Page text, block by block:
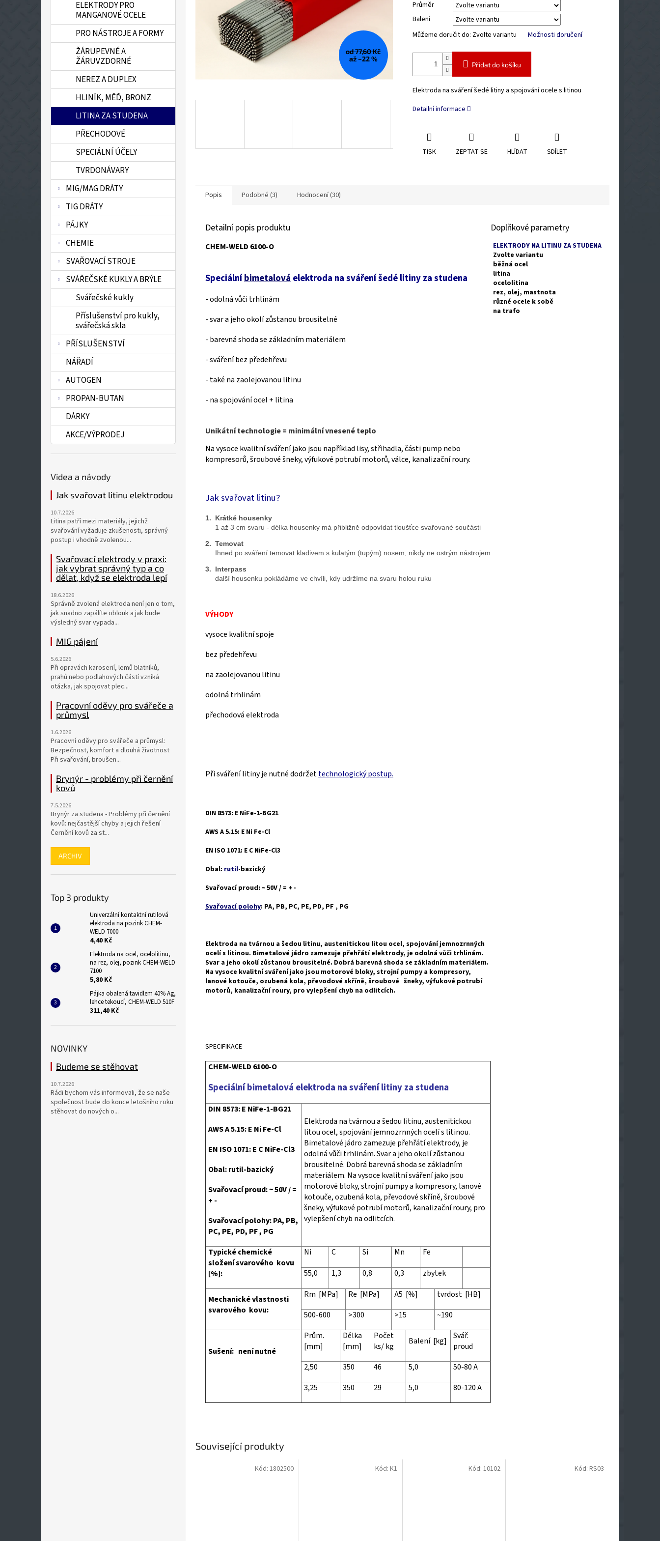
ELEKTRODY PRO
MANGANOVÉ OCELE
PRO NÁSTROJE A FORMY
ŽÁRUPEVNÉ A
ŽÁRUVZDORNÉ
NEREZ A DUPLEX
HLINÍK, MĚĎ, BRONZ
LITINA ZA STUDENA
PŘECHODOVÉ
SPECIÁLNÍ ÚČELY
TVRDONÁVARY
MIG/MAG DRÁTY
TIG DRÁTY
PÁJKY
CHEMIE
SVAŘOVACÍ STROJE
SVÁŘEČSKÉ KUKLY A BRÝLE
Svářečské kukly
Příslušenství pro kukly,
svářečská skla
PŘÍSLUŠENSTVÍ
NÁŘADÍ
AUTOGEN
PROPAN-BUTAN
DÁRKY
AKCE/VÝPRODEJ
Videa a návody
Jak svařovat litinu elektrodou
10.7.2026
Litina patří mezi materiály, jejichž
svařování vyžaduje zkušenosti, správný
postup i vhodně zvolenou...
Svařovací elektrody v praxi:
jak vybrat správný typ a co
dělat, když se elektroda lepí
18.6.2026
Správně zvolená elektroda není jen o tom,
jak snadno zapálíte oblouk a jak bude
výsledný svar vypada...
MIG pájení
5.6.2026
Při opravách karoserií, lemů blatníků,
prahů nebo podlahových částí vzniká
otázka, jak spojovat plec...
Pracovní oděvy pro svářeče a
průmysl
1.6.2026
Pracovní oděvy pro svářeče a průmysl:
Bezpečnost, komfort a dlouhá životnost
Při svařování, broušen...
Brynýr - problémy při černění
kovů
7.5.2026
Brynýr za studena - Problémy při černění
kovů: nejčastější chyby a jejich řešení
Černění kovů za st...
ARCHIV
Top 3 produkty
Univerzální kontaktní rutilová
elektroda na pozink CHEM-
WELD 7000
4,40 Kč
Elektroda na ocel, ocelolitinu,
na rez, olej, pozink CHEM-WELD
7100
5,80 Kč
Pájka obalená tavidlem 40% Ag,
lehce tekoucí, CHEM-WELD 510F
311,40 Kč
NOVINKY
Budeme se stěhovat
10.7.2026
Rádi bychom vás informovali, že se naše
společnost bude do konce letošního roku
stěhovat do nových o...
od 77,60 Kč
až –22 %
Průměr
Balení
Můžeme doručit do: Zvolte variantu Možnosti doručení
Přidat do košíku
Elektroda na sváření šedé litiny a spojování ocele s litinou
Detailní informace
TISK ZEPTAT SE HLÍDAT SDÍLET
Popis Podobné (3) Hodnocení (30)
Detailní popis produktu
CHEM-WELD 6100-O
Speciálníbimetalová elektroda na sváření šedé litiny za studena
- odolná vůči trhlinám
- svar a jeho okolí zůstanou brousitelné
- barevná shoda se základním materiálem
- sváření bez předehřevu
- také na zaolejovanou litinu
- na spojování ocel + litina
Unikátní technologie = minimální vnesené teplo
Na vysoce kvalitní sváření jako jsou například lisy, střihadla, části pump nebo
kompresorů, šroubové šneky, výfukové potrubí motorů, válce, kanalizační roury.
Jak svařovat litinu?
1.  Krátké housenky
     1 až 3 cm svaru - délka housenky má přibližně odpovídat tloušťce svařované součásti
2.  Temovat
     Ihned po sváření temovat kladivem s kulatým (tupým) nosem, nikdy ne ostrým nástrojem
3.  Interpass
     další housenku pokládáme ve chvíli, kdy udržíme na svaru holou ruku
VÝHODY
vysoce kvalitní spoje
bez předehřevu
na zaolejovanou litinu
odolná trhlinám
přechodová elektroda
Při sváření litiny je nutné dodržettechnologický postup.
DIN 8573: E NiFe-1-BG21
AWS A 5.15: E Ni Fe-Cl
EN ISO 1071: E C NiFe-Cl3
Obal: rutil-bazický
Svařovací proud: ~ 50V / = + -
Svařovací polohy: PA, PB, PC, PE, PD, PF , PG
Elektroda na tvárnou a šedou litinu, austenitickou litou ocel, spojování jemnozrnných
ocelí s litinou. Bimetalové jádro zamezuje přehřátí elektrody, je odolná vůči trhlinám.
Svar a jeho okolí zůstanou brousitelné. Dobrá barevná shoda se základním materiálem.
Na vysoce kvalitní sváření jako jsou motorové bloky, strojní pumpy a kompresory,
lanové kotouče, ozubená kola, převodové skříně, šroubové šneky, výfukové potrubí
motorů, kanalizační roury, pro vylepšení chyb na odlitcích.
SPECIFIKACE
CHEM-WELD 6100-O
Speciální bimetalová elektroda na sváření litiny za studena
DIN 8573: E NiFe-1-BG21
AWS A 5.15: E Ni Fe-Cl
EN ISO 1071: E C NiFe-Cl3
Obal: rutil-bazický
Svařovací proud: ~ 50V / =
+ -
Svařovací polohy: PA, PB,
PC, PE, PD, PF , PG
Elektroda na tvárnou a šedou litinu, austenitickou
litou ocel, spojování jemnozrnných ocelí s litinou.
Bimetalové jádro zamezuje přehřátí elektrody, je
odolná vůči trhlinám. Svar a jeho okolí zůstanou
brousitelné. Dobrá barevná shoda se základním
materiálem. Na vysoce kvalitní sváření jako jsou
motorové bloky, strojní pumpy a kompresory, lanové
kotouče, ozubená kola, převodové skříně, šroubové
šneky, výfukové potrubí motorů, kanalizační roury, pro
vylepšení chyb na odlitcích.
Typické chemické
složení svarového kovu
[%]:
Ni C Si Mn
Fe
55,0
1,3 0,8 0,3 zbytek
Mechanické vlastnosti
svarového kovu:
Rm [MPa] Re [MPa] A5 [%]
tvrdost [HB]
500-600
>300 >15 ~190
Sušení: není nutné
Prům.
[mm]
Délka
[mm]
Počet
ks/ kg
Balení [kg]
Svář.
proud
2,50
350 46 5,0
50-80 A
3,25
350 29 5,0 80-120 A
Doplňkové parametry
ELEKTRODY NA LITINU ZA STUDENA
Zvolte variantu
běžná ocel
litina
ocelolitina
rez, olej, mastnota
různé ocele k sobě
na trafo
Související produkty
Kód: 1802500 Kód: K1 Kód:10102 Kód: RS03